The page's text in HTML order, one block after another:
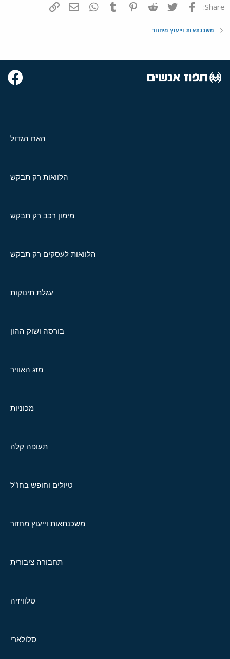
Share: פייסבוק Twitter
Reddit
Pinterest
Tumblr
WhatsAppדואר אלקטרוני
משכנתאות וייעוץ מיחזור
האח הגדול
הלוואות רק תבקש
מימון רכב רק תבקש
הלוואות לעסקים רק תבקש
עגלת תינוקות
בורסה ושוק ההון
מזג האוויר
מכוניות
תעופה קלה
טיולים וחופש בחו"ל
משכנתאות וייעוץ מחזור
תחבורה ציבורית
טלוויזיה
סלולארי